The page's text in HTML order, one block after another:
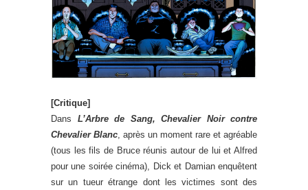
[Critique]
Dans L’Arbre de Sang, Chevalier Noir contre
Chevalier Blanc, après un moment rare et agréable
(tous les fils de Bruce réunis autour de lui et Alfred
pour une soirée cinéma), Dick et Damian enquêtent
sur un tueur étrange dont les victimes sont des